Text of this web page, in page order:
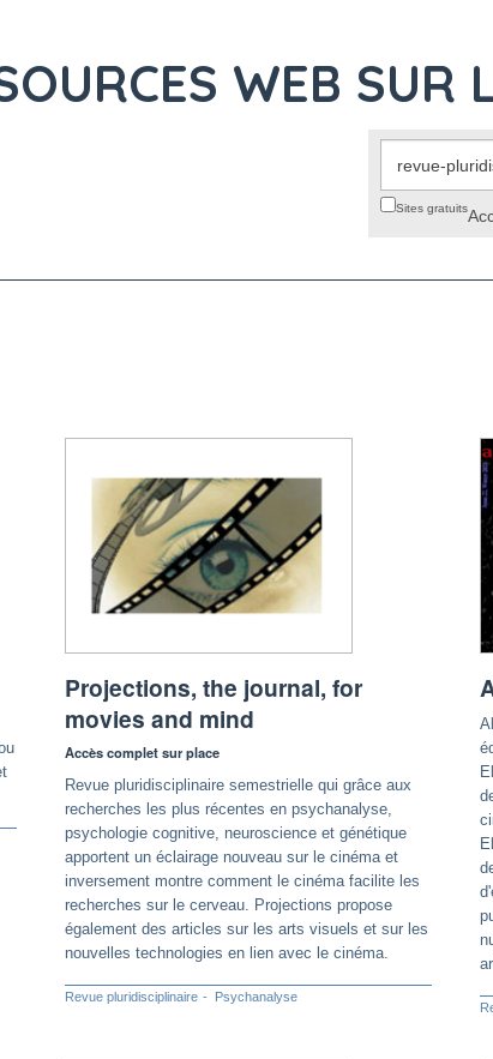
WEB SUR
Sites gratuits
Projections, the journal, for
movies and mind
Accès complet sur place
Revue pluridisciplinaire semestrielle qui grâce aux
recherches les plus récentes en psychanalyse,
psychologie cognitive, neuroscience et génétique
apportent un éclairage nouveau sur le cinéma et
inversement montre comment le cinéma facilite les
recherches sur le cerveau. Projections propose
également des articles sur les arts visuels et sur les
nouvelles technologies en lien avec le cinéma.
Revue pluridisciplinaire Psychanalyse